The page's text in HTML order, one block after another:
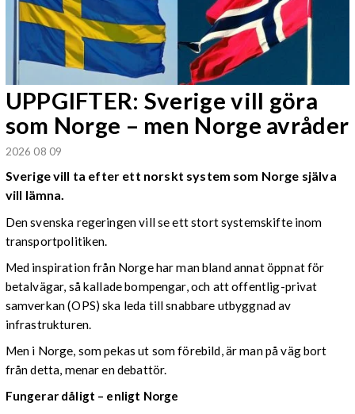
UPPGIFTER: Sverige vill göra
som Norge – men Norge avråder
2026 08 09
Sverige vill ta efter ett norskt system som Norge själva
vill lämna.
Den svenska regeringen vill se ett stort systemskifte inom
transportpolitiken.
Med inspiration från Norge har man bland annat öppnat för
betalvägar, så kallade bompengar, och att offentlig-privat
samverkan (OPS) ska leda till snabbare utbyggnad av
infrastrukturen.
Men i Norge, som pekas ut som förebild, är man på väg bort
från detta, menar en debattör.
Fungerar dåligt – enligt Norge